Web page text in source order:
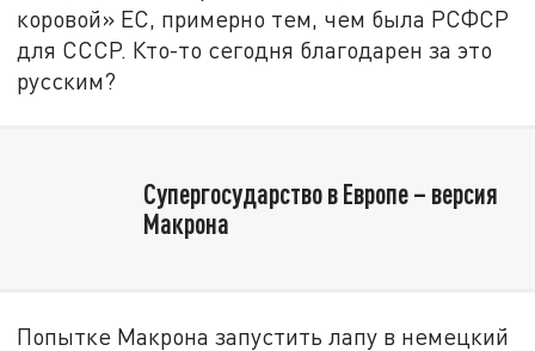
коровой» ЕС, примерно тем, чем была РСФСР
для СССР. Кто-то сегодня благодарен за это
русским?
Супергосударство в Европе – версия
Макрона
Попытке Макрона запустить лапу в немецкий